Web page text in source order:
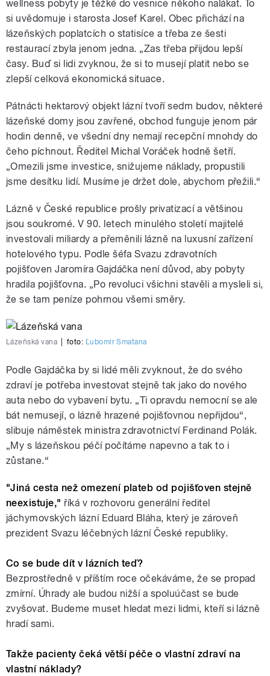
wellness pobyty je těžké do vesnice někoho nalákat. To
si uvědomuje i starosta Josef Karel. Obec přichází na
lázeňských poplatcích o statisíce a třeba ze šesti
restaurací zbyla jenom jedna. „Zas třeba přijdou lepší
časy. Buď si lidi zvyknou, že si to musejí platit nebo se
zlepší celková ekonomická situace.
Pátnácti hektarový objekt lázní tvoří sedm budov, některé
lázeňské domy jsou zavřené, obchod funguje jenom pár
hodin denně, ve všední dny nemají recepční mnohdy do
čeho píchnout. Ředitel Michal Voráček hodně šetří.
„Omezili jsme investice, snižujeme náklady, propustili
jsme desítku lidí. Musíme je držet dole, abychom přežili.“
Lázně v České republice prošly privatizací a většinou
jsou soukromé. V 90. letech minulého století majitelé
investovali miliardy a přeměnili lázně na luxusní zařízení
hotelového typu. Podle šéfa Svazu zdravotních
pojišťoven Jaromíra Gajdáčka není důvod, aby pobyty
hradila pojišťovna. „Po revoluci všichni stavěli a mysleli si,
že se tam peníze pohrnou všemi směry.
Lázeňská vana foto: Ľubomír Smatana
Podle Gajdáčka by si lidé měli zvyknout, že do svého
zdraví je potřeba investovat stejně tak jako do nového
auta nebo do vybavení bytu. „Ti opravdu nemocní se ale
bát nemusejí, o lázně hrazené pojišťovnou nepřijdou“,
slibuje náměstek ministra zdravotnictví Ferdinand Polák.
„My s lázeňskou péčí počítáme napevno a tak to i
zůstane.“
"Jiná cesta než omezení plateb od pojišťoven stejně
neexistuje," říká v rozhovoru generální ředitel
jáchymovských lázní Eduard Bláha, který je zároveň
prezident Svazu léčebných lázní České republiky.
Co se bude dít v lázních teď?
Bezprostředně v příštím roce očekáváme, že se propad
zmírní. Úhrady ale budou nižší a spoluúčast se bude
zvyšovat. Budeme muset hledat mezi lidmi, kteří si lázně
hradí sami.
Takže pacienty čeká větší péče o vlastní zdraví na
vlastní náklady?